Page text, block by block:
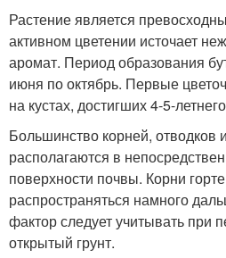
Растение является
активном цветении источает
аромат. Период образования
июня по октябрь. Первые
на кустах, достигших 4-5-
Большинство корней, отводков
располагаются в
поверхности почвы. Корни
распространяться намного
фактор следует учитывать при
открытый грунт.